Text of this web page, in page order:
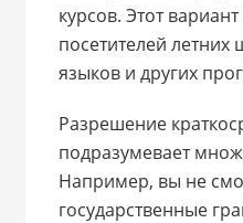
курсов. Этот
посетителей летних
языков и других
Разрешение
подразумевает
Например, вы не
государственные